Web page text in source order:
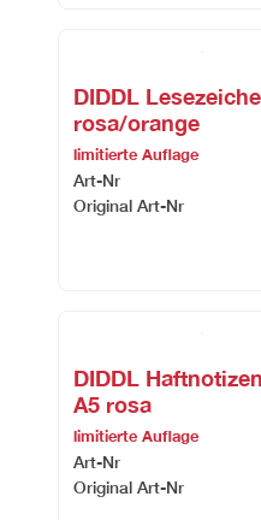
DIDDL
rosa/orange
limitierte Auflage
Art-Nr
Original Art-Nr
DIDDL
A5 rosa
limitierte Auflage
Art-Nr
Original Art-Nr